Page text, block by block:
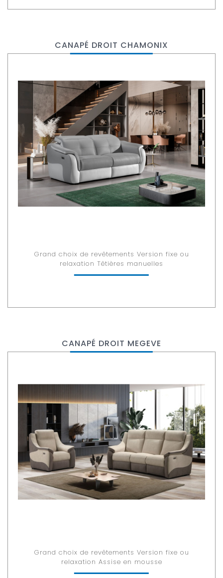
CANAPÉ DROIT CHAMONIX
Grand choix de revêtements Version fixe ou
relaxation Têtières manuelles
CANAPÉ DROIT MEGEVE
Grand choix de revêtements Version fixe ou
relaxation Assise en mousse